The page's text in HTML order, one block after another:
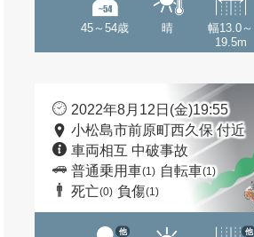
45～54歳 晴
幅13.0～
19.5m
2022年8月12日(金)19:55
小松島市前原町西久保 付近
車両相互 中破事故
普通乗用車(1) 自転車(1)
死亡(0) 負傷(1)
他 他